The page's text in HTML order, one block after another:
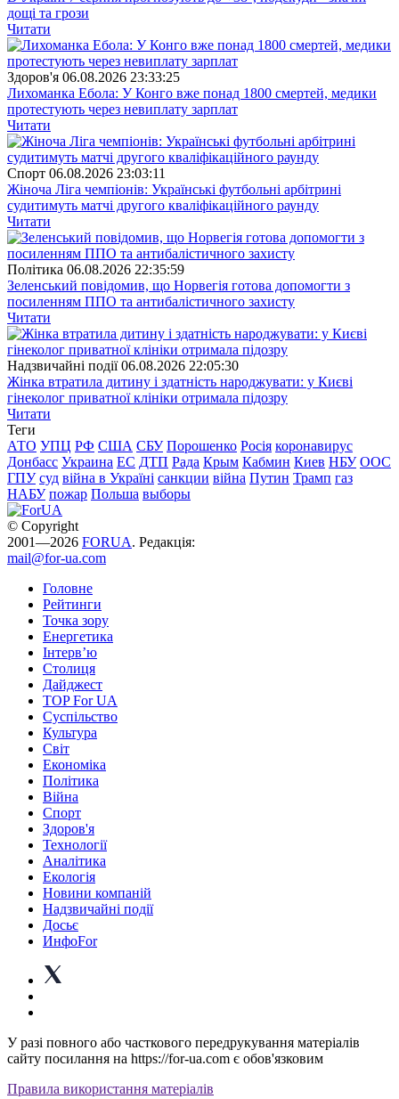
дощі та грози
Читати
Здоров'я 06.08.2026 23:33:25
Лихоманка Ебола: У Конго вже понад 1800 смертей, медики
протестують через невиплату зарплат
Читати
Спорт 06.08.2026 23:03:11
Жіноча Ліга чемпіонів: Українські футбольні арбітрині
судитимуть матчі другого кваліфікаційного раунду
Читати
Полiтика 06.08.2026 22:35:59
Зеленський повідомив, що Норвегія готова допомогти з
посиленням ППО та антибалістичного захисту
Читати
Надзвичайні події 06.08.2026 22:05:30
Жінка втратила дитину і здатність народжувати: у Києві
гінеколог приватної клініки отримала підозру
Читати
Теги
АТО УПЦ РФ США СБУ Порошенко Росія коронавирус
Донбасс Украина ЕС ДТП Рада Крым Кабмин Киев НБУ ООС
ГПУ суд війна в Україні санкции війна Путин Трамп газ
НАБУ пожар Польша выборы
© Copyright
2001—2026 FORUA. Редакція:
mail@for-ua.com
Головне
Рейтинги
Точка зору
Енергетика
Інтерв’ю
Столиця
Дайджест
TOP For UA
Суспiльство
Культура
Світ
Економіка
Політика
Війна
Спорт
Здоров'я
Технології
Аналітика
Екологія
Новини компаній
Надзвичайні події
Досьє
ИнфоFor
У разі повного або часткового передрукування матеріалів
сайту посилання на https://for-ua.com є обов'язковим
Правила використання матеріалів